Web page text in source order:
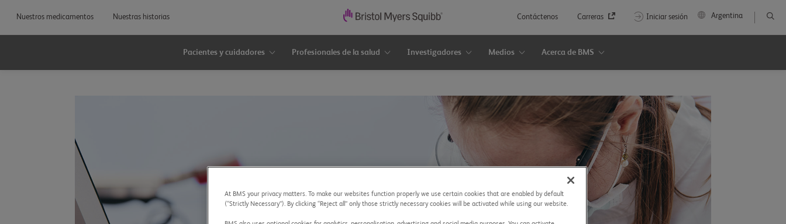
Nuestros medicamentos Nuestras historias Contáctenos Carreras Iniciar sesión Argentina
Pacientes y cuidadores Profesionales de la salud Investigadores Medios Acerca de BMS
At BMS your privacy matters. To make our websites function properly we use certain cookies that are enabled by default
(“Strictly Necessary”). By clicking “Reject all” only those strictly necessary cookies will be activated while using our website.